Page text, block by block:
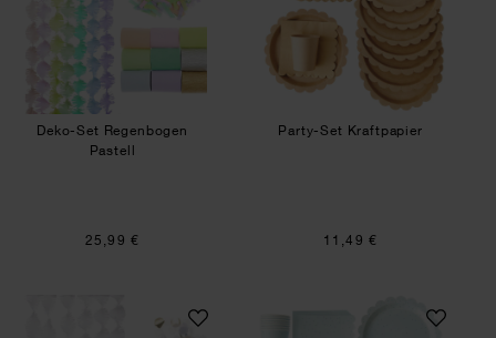
Deko-Set Regenbogen
Pastell
25,99 €
Party-Set Kraftpapier
11,49 €
Deko-Set Weiß Party-Set Punkte